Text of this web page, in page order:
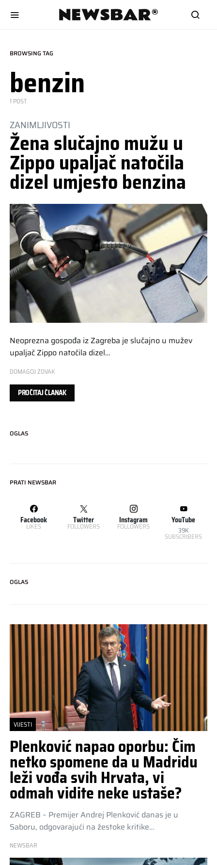
BROWSING TAG
benzin
1 POST
ZANIMLJIVOSTI
Žena slučajno mužu u
Zippo upaljač natočila
dizel umjesto benzina
Neoprezna gospođa iz Zagreba je slučajno u mužev
upaljač Zippo natočila dizel…
DOMAGOJ ZOVAK
PROČITAJ ČLANAK
OGLAS
PRATI NEWSBAR
Facebook
LIKES
Twitter
FOLLOWERS
Instagram
FOLLOWERS
YouTube
39K
SUBSCRIBERS
OGLAS
VIJESTI
Plenković napao oporbu: Čim
netko spomene da u Madridu
leži vođa svih Hrvata, vi
odmah vidite neke ustaše?
ZAGREB – Premijer Andrej Plenković danas je u
Saboru, odgovarajući na žestoke kritike…
NEWSBAR